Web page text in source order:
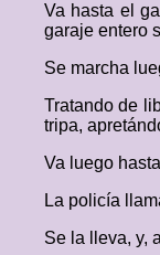
Va hasta el
garaje entero
Se marcha
Tratando de
tripa,
Va luego
La policía
Se la lleva, y,